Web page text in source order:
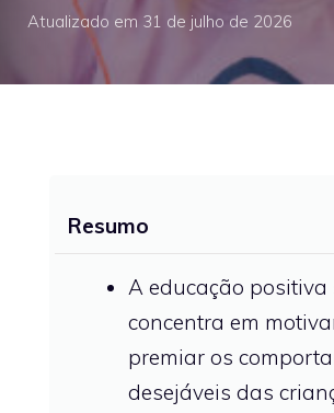
Atualizado em 31 de julho de 2026
Resumo
A educação positiva
concentra em
premiar os
desejáveis das